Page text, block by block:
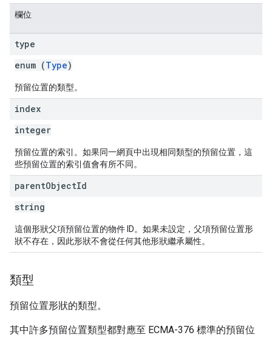
欄位
type
enum (Type)
預留位置的類型。
index
integer
預留位置的索引。如果同一網頁中出現相同類型的預留位置，這
些預留位置的索引值會有所不同。
parentObjectId
string
這個形狀父項預留位置的物件 ID。如果未設定，父項預留位置形
狀不存在，因此形狀不會從任何其他形狀繼承屬性。
類型
預留位置形狀的類型。
其中許多預留位置類型都對應至 ECMA-376 標準的預留位